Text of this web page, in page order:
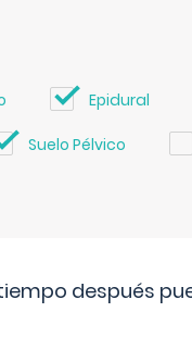
Epidural
Suelo Pélvico
después